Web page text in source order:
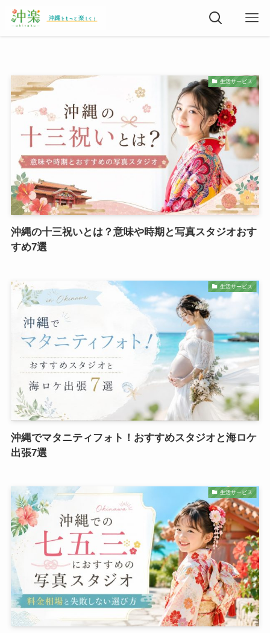
生活サービス
沖縄の十三祝いとは？意味や時期と写真スタジオおす
すめ7選
生活サービス
沖縄でマタニティフォト！おすすめスタジオと海ロケ
出張7選
生活サービス